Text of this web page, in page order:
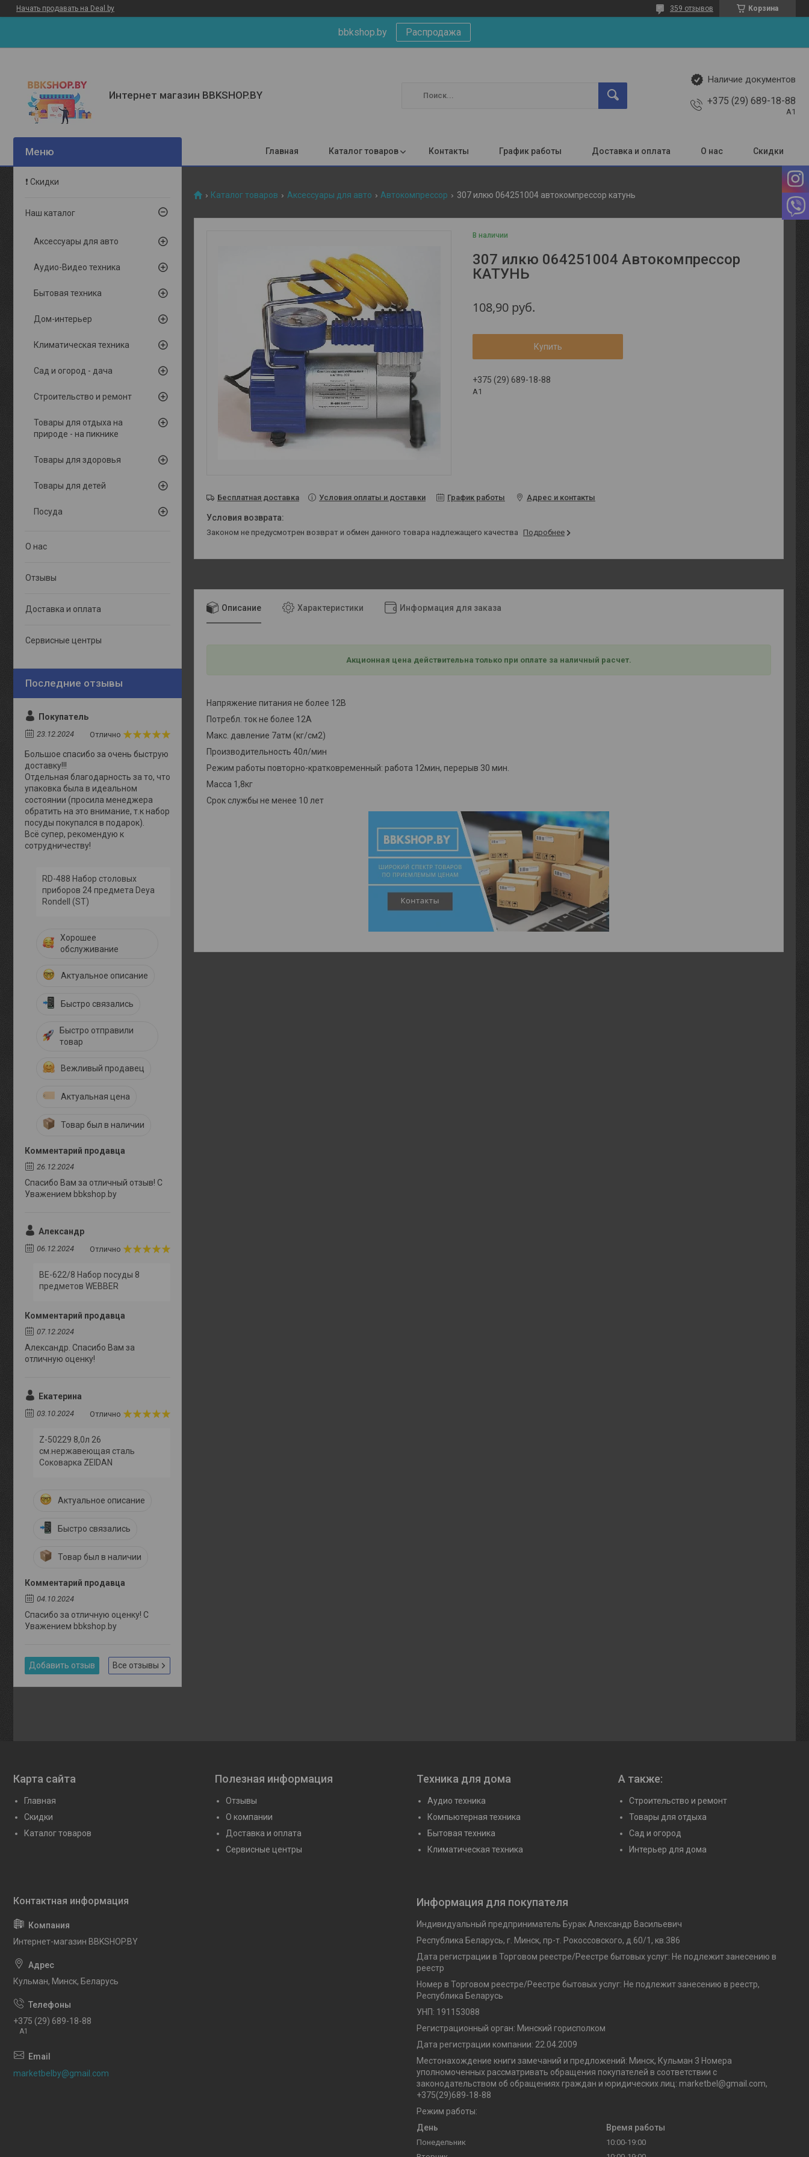
Начать продавать на Deal.by Корзина
359 отзывов
bbkshop.by Распродажа
Интернет магазин BBKSHOP.BY
Наличие документов
+375 (29) 689-18-88
A1
Главная Каталог товаров Контакты График работы Доставка и оплата О нас Скидки
Каталог товаров Аксессуары для авто Автокомпрессор 307 илкю 064251004 автокомпрессор катунь
В наличии
307 илкю 064251004 Автокомпрессор
КАТУНЬ
108,90 руб.
Купить
+375 (29) 689-18-88
A1
Бесплатная доставка Условия оплаты и доставки График работы Адрес и контакты
Законом не предусмотрен возврат и обмен данного товара надлежащего качества Подробнее
Описание Характеристики Информация для заказа
Акционная цена действительна только при оплате за наличный расчет.
Напряжение питания не более 12В
Потребл. ток не более 12А
Макс. давление 7атм (кг/см2)
Производительность 40л/мин
Режим работы повторно-кратковременный: работа 12мин, перерыв 30 мин.
Масса 1,8кг
Срок службы не менее 10 лет
❗ Скидки
Наш каталог
Аксессуары для авто
Аудио-Видео техника
Бытовая техника
Дом-интерьер
Климатическая техника
Сад и огород - дача
Строительство и ремонт
Товары для отдыха на
природе - на пикнике
Товары для здоровья
Товары для детей
Посуда
О нас
Отзывы
Доставка и оплата
Сервисные центры
Покупатель
23.12.2024 Отлично
Большое спасибо за очень быструю
доставку!!!
Отдельная благодарность за то, что
упаковка была в идеальном
состоянии (просила менеджера
обратить на это внимание, т.к набор
посуды покупался в подарок).
Всё супер, рекомендую к
сотрудничеству!
RD-488 Набор столовых
приборов 24 предмета Deya
Rondell (ST)
Хорошее
обслуживание
Актуальное описание
Быстро связались
Быстро отправили
товар
Вежливый продавец
Актуальная цена
Товар был в наличии
Комментарий продавца
26.12.2024
Спасибо Вам за отличный отзыв! С
Уважением bbkshop.by
Александр
06.12.2024 Отлично
BE-622/8 Набор посуды 8
предметов WEBBER
Комментарий продавца
07.12.2024
Александр. Спасибо Вам за
отличную оценку!
Екатерина
03.10.2024 Отлично
Z-50229 8,0л 26
см.нержавеющая сталь
Соковарка ZEIDAN
Актуальное описание
Быстро связались
Товар был в наличии
Комментарий продавца
04.10.2024
Спасибо за отличную оценку! С
Уважением bbkshop.by
Добавить отзыв Все отзывы
Карта сайта
Главная
Скидки
Каталог товаров
Полезная информация
Отзывы
О компании
Доставка и оплата
Сервисные центры
Техника для дома
Аудио техника
Компьютерная техника
Бытовая техника
Климатическая техника
А также:
Строительство и ремонт
Товары для отдыха
Сад и огород
Интерьер для дома
Интернет-магазин BBKSHOP.BY
Кульман, Минск, Беларусь
+375 (29) 689-18-88
A1
marketbelby@gmail.com
Информация для покупателя
Индивидуальный предприниматель Бурак Александр Васильевич
Республика Беларусь, г. Минск, пр-т. Рокоссовского, д.60/1, кв.386
Дата регистрации в Торговом реестре/Реестре бытовых услуг: Не подлежит занесению в
реестр
Номер в Торговом реестре/Реестре бытовых услуг: Не подлежит занесению в реестр,
Республика Беларусь
УНП: 191153088
Регистрационный орган: Минский горисполком
Дата регистрации компании: 22.04.2009
Местонахождение книги замечаний и предложений: Минск, Кульман 3 Номера
уполномоченных рассматривать обращения покупателей в соответствии с
законодательством об обращениях граждан и юридических лиц: marketbel@gmail.com,
+375(29)689-18-88
Режим работы:
День
Время работы
Понедельник
10:00-19:00